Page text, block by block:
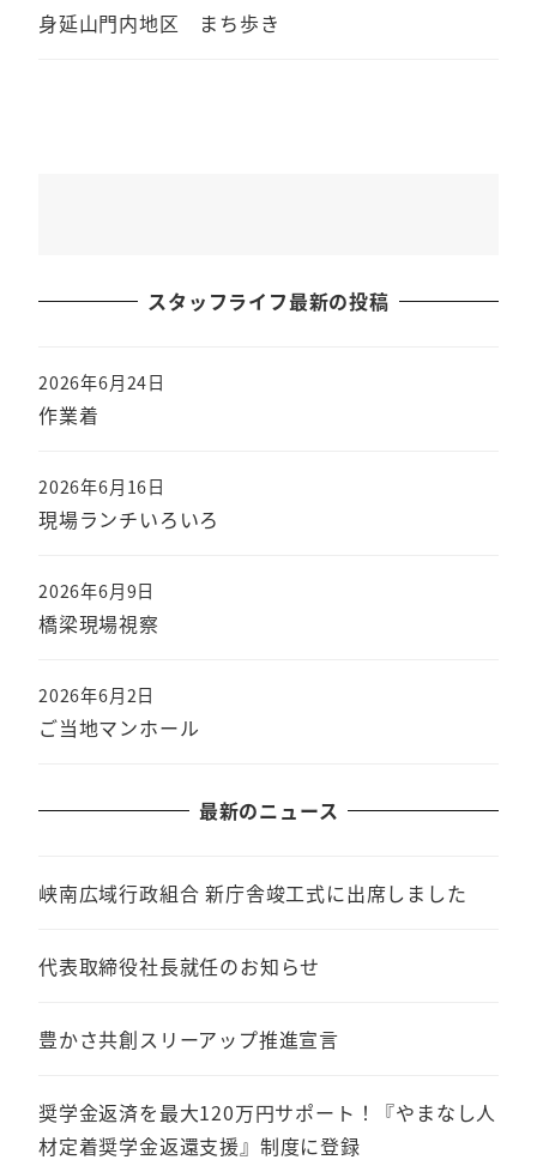
身延山門内地区 まち歩き
スタッフライフ最新の投稿
作業着
2026年6月24日
現場ランチいろいろ
2026年6月16日
橋梁現場視察
2026年6月9日
ご当地マンホール
2026年6月2日
最新のニュース
峡南広域行政組合 新庁舎竣工式に出席しました
代表取締役社長就任のお知らせ
豊かさ共創スリーアップ推進宣言
奨学金返済を最大120万円サポート！『やまなし人
材定着奨学金返還支援』制度に登録